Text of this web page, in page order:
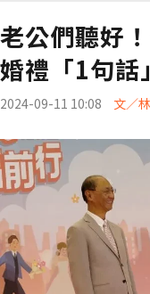
老公們聽好
婚禮「1句話
2024-09-11 10:08 文／